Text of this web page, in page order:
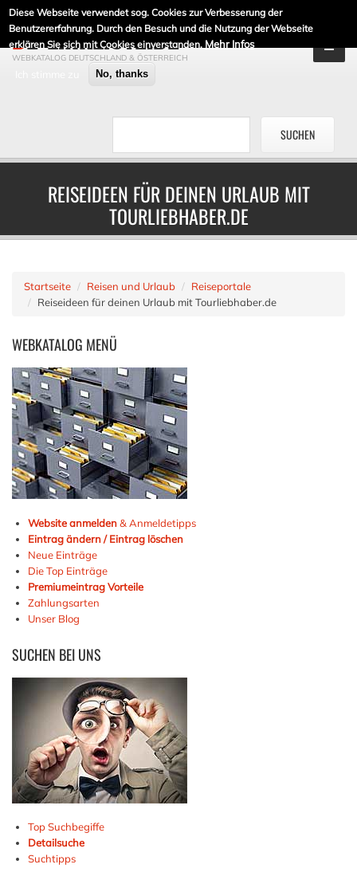
Diese Webseite verwendet sog. Cookies zur Verbesserung der
Benutzererfahrung. Durch den Besuch und die Nutzung der Webseite
erklären Sie sich mit Cookies einverstanden. Mehr Infos
No, thanks
DE-LINKLISTE.DE
WEBKATALOG DEUTSCHLAND & ÖSTERREICH
REISEIDEEN FÜR DEINEN URLAUB MIT
TOURLIEBHABER.DE
Startseite Reisen und Urlaub
Reiseportale
Reiseideen für deinen Urlaub mit Tourliebhaber.de
WEBKATALOG MENÜ
Website anmelden& Anmeldetipps
Eintrag ändern / Eintrag löschen
Neue Einträge
Die Top Einträge
Premiumeintrag Vorteile
Zahlungsarten
Unser Blog
SUCHEN BEI UNS
Top Suchbegiffe
Detailsuche
Suchtipps